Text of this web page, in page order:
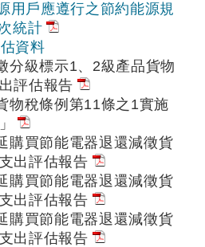
用戶應遵行之節約能源規
統計
資料
分級標示1、2級產品貨物
評估報告
物稅條例第11條之1實施
購買節能電器退還減徵貨
出評估報告
購買節能電器退還減徵貨
出評估報告
購買節能電器退還減徵貨
出評估報告